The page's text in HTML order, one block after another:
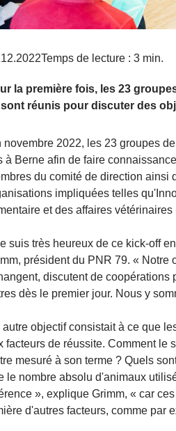
Temps de lecture : 3 min.
la première fois, les 23
réunis pour discuter des
novembre 2022, les 23 groupes
à Berne afin de faire
du comité de direction ainsi
impliquées telles
et des affaires
suis très heureux de ce kick-off
président du PNR 79. « Notre
discutent de coopérations
dès le premier jour. Nous y
autre objectif consistait à ce que
facteurs de réussite. Comment le
mesuré à son terme ? Quels
le nombre absolu d'animaux
», explique Grimm, « car
d'autres facteurs, comme par